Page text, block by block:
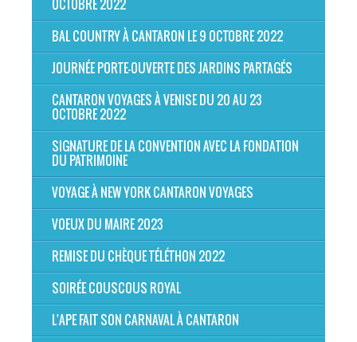
OCTOBRE 2022
BAL COUNTRY À CANTARON LE 9 OCTOBRE 2022
JOURNÉE PORTE-OUVERTE DES JARDINS PARTAGÉS
CANTARON VOYAGES À VENISE DU 20 AU 23
OCTOBRE 2022
SIGNATURE DE LA CONVENTION AVEC LA FONDATION
DU PATRIMOINE
VOYAGE À NEW YORK CANTARON VOYAGES
VOEUX DU MAIRE 2023
REMISE DU CHÈQUE TÉLÉTHON 2022
SOIRÉE COUSCOUS ROYAL
L'APE FAIT SON CARNAVAL À CANTARON